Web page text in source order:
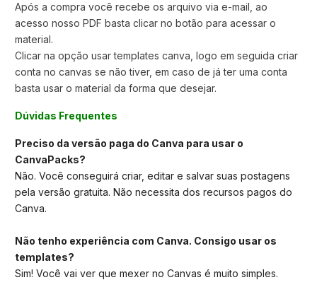
Após a compra você recebe os arquivo via e-mail, ao
acesso nosso PDF basta clicar no botão para acessar o
material.
Clicar na opção usar templates canva, logo em seguida criar
conta no canvas se não tiver, em caso de já ter uma conta
basta usar o material da forma que desejar.
Dúvidas Frequentes
Preciso da versão paga do Canva para usar o
CanvaPacks?
Não. Você conseguirá criar, editar e salvar suas postagens
pela versão gratuita. Não necessita dos recursos pagos do
Canva.
Não tenho experiência com Canva. Consigo usar os
templates?
Sim! Você vai ver que mexer no Canvas é muito simples.